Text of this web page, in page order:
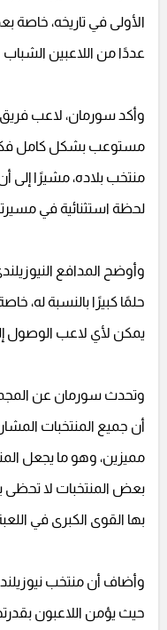
الأولى في تاريخه، خاصة
عددًا من اللاعبين
وأكد سورمان، لاعب فريق
مستوعب بشكل كامل
منتخب بلاده، مشيرًا إلى
لحظة استثنائية في
وأوضح المدافع
حلمًا كبيرًا بالنسبة له،
يمكن لأي لاعب الوصول
وتحدث سورمان عن
أن جميع المنتخبات
مميزين، وهو ما يجعل
بعض المنتخبات لا تحظى
بها القوى الكبرى في
وأضاف أن منتخب
حيث يؤمن اللاعبون